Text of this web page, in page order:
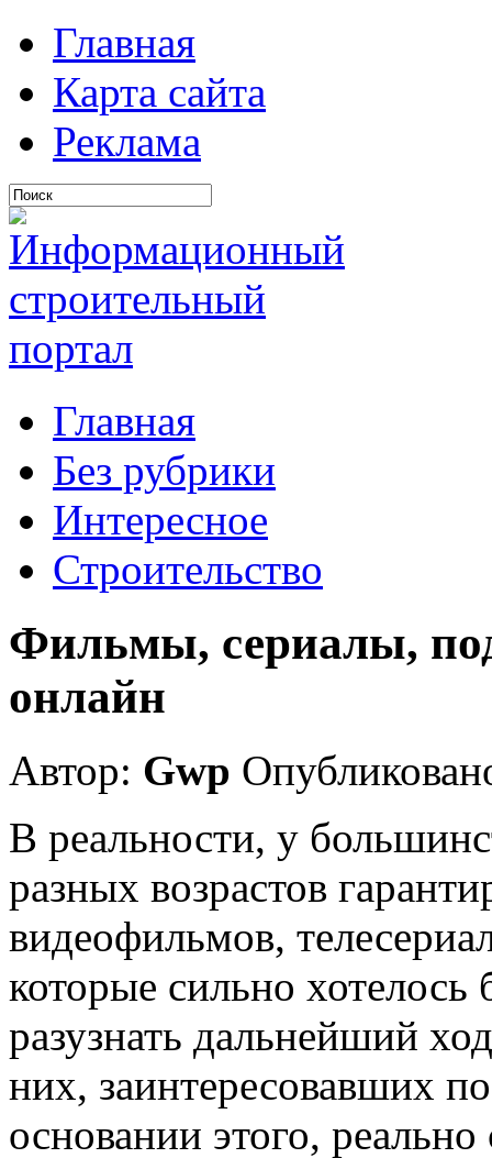
Главная
Карта сайта
Реклама
Главная
Без рубрики
Интересное
Строительство
Фильмы, сериалы,
онлайн
Автор: Gwp
В реальности, у
разных возрастов
видеофильмов,
которые сильно
разузнать дальнейший
них, заинтересовавших
основании этого,